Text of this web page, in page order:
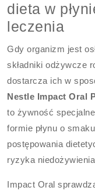
dieta w
leczenia
Gdy organizm jest
składniki odżywcze
dostarcza ich w
Nestle Impact Oral
to żywność
formie płynu o
postępowania
ryzyka
Impact Oral